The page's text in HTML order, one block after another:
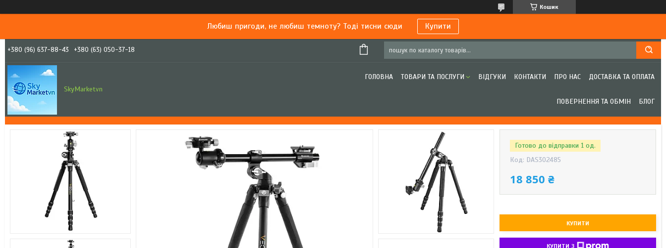
Кошик
Любиш пригоди, не любиш темноту? Тоді тисни сюди Купити
+380 (96) 637-88-43 +380 (63) 050-37-18
SkyMarketvn
ГОЛОВНА ТОВАРИ ТА ПОСЛУГИ ВІДГУКИ КОНТАКТИ ПРО НАС ДОСТАВКА ТА ОПЛАТА
ПОВЕРНЕННЯ ТА ОБМІН БЛОГ
Готово до відправки 1 од.
Код: DAS302485
18 850 ₴
КУПИТИ
КУПИТИ З